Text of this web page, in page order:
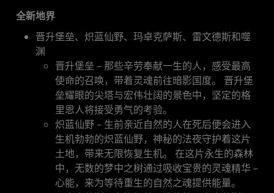
全新地界
晋升堡垒、炽蓝仙野、玛卓克萨斯、雷文德斯和噬
渊
晋升堡垒 – 那些辛劳奉献一生的人，感受最高
使命的召唤，带着灵魂前往暗影国度。 晋升堡
垒耀眼的尖塔与宏伟壮阔的景色中，坚定的格
里恩人将接受勇气的考验。
炽蓝仙野 – 生前亲近自然的人在死后便会进入
生机勃勃的炽蓝仙野，神秘的法夜守护着这片
土地，带来无限恢复生机。 在这片永生的森林
中，无数的梦中之树通过吸收宝贵的灵魂精华 –
心能，来为等待重生的自然之魂提供能量。